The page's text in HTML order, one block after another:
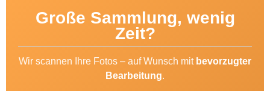
Große Sammlung, wenig
Zeit?
Wir scannen Ihre Fotos – auf Wunsch mit bevorzugter
Bearbeitung.